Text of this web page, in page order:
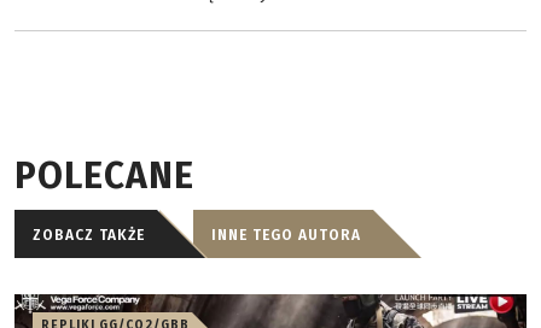
POLECANE
ZOBACZ TAKŻE INNE TEGO AUTORA